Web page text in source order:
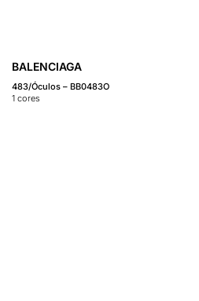
BALENCIAGA
483/Óculos – BB0483O
1 cores